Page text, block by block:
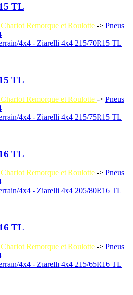
TL
Remorque et Roulotte -> Pneus
TL
Remorque et Roulotte -> Pneus
TL
Remorque et Roulotte -> Pneus
TL
Remorque et Roulotte -> Pneus